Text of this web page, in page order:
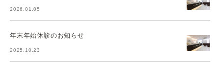
2026.01.05
年末年始休診のお知らせ
2025.10.23